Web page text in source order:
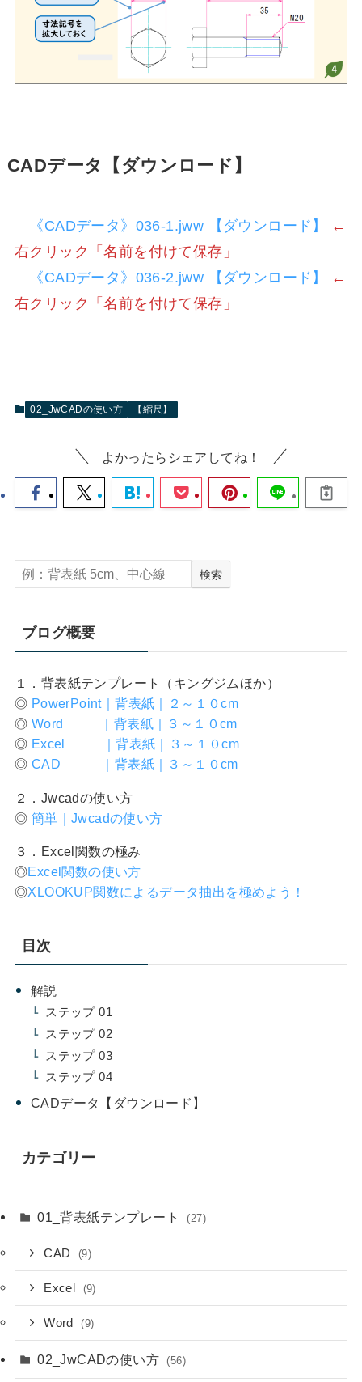
CADデータ【ダウンロード】
《CADデータ》036-1.jww 【ダウンロード】
←
右クリック「名前を付けて保存」
《CADデータ》036-2.jww 【ダウンロード】
←
右クリック「名前を付けて保存」
02_JwCADの使い方 【縮尺】
よかったらシェアしてね！
検索
ブログ概要
１．背表紙テンプレート（キングジムほか）
◎ PowerPoint｜背表紙｜２～１０cm
◎ Word ｜背表紙｜３～１０cm
◎ Excel ｜背表紙｜３～１０cm
◎ CAD ｜背表紙｜３～１０cm
２．Jwcadの使い方
◎ 簡単｜Jwcadの使い方
３．Excel関数の極み
◎Excel関数の使い方
◎XLOOKUP関数によるデータ抽出を極めよう！
目次
解説
ステップ 01
ステップ 02
ステップ 03
ステップ 04
CADデータ【ダウンロード】
カテゴリー
01_背表紙テンプレート (27)
CAD (9)
Excel (9)
Word (9)
02_JwCADの使い方 (56)